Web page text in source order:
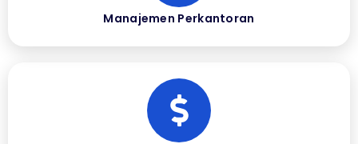
Manajemen Perkantoran